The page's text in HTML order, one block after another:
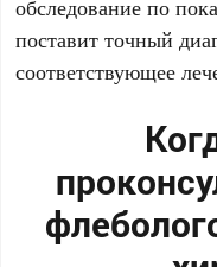
обследование по
поставит точный
соответствующее